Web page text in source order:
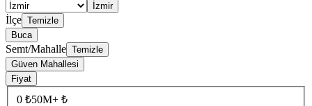
İzmir
İlçe Temizle
Buca
Semt/Mahalle Temizle
Güven Mahallesi
Fiyat
0 ₺50M+ ₺